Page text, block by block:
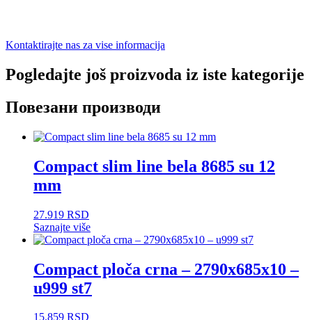
Kontaktirajte nas za vise informacija
Pogledajte još proizvoda iz iste kategorije
Повезани производи
Compact slim line bela 8685 su 12
mm
27.919 RSD
Saznajte više
Compact ploča crna – 2790x685x10 –
u999 st7
15.859 RSD